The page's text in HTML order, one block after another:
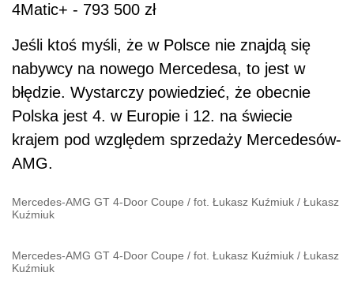
4Matic+ - 793 500 zł
Jeśli ktoś myśli, że w Polsce nie znajdą się
nabywcy na nowego Mercedesa, to jest w
błędzie. Wystarczy powiedzieć, że obecnie
Polska jest 4. w Europie i 12. na świecie
krajem pod względem sprzedaży Mercedesów-
AMG.
Mercedes-AMG GT 4-Door Coupe / fot. Łukasz Kuźmiuk / Łukasz
Kuźmiuk
Mercedes-AMG GT 4-Door Coupe / fot. Łukasz Kuźmiuk / Łukasz
Kuźmiuk